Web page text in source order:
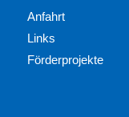
Anfahrt
Links
Förderprojekte